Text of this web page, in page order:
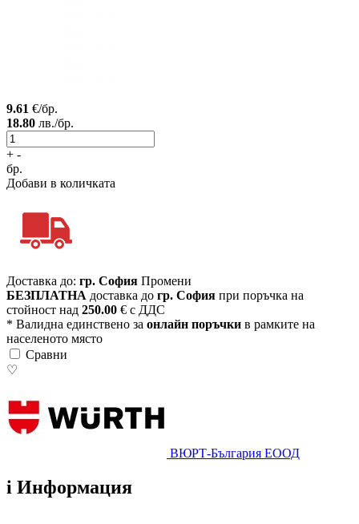
9.61 €/бр.
18.80 лв./бр.
+ -
бр.
Добави в количката
Доставка до: гр. София Промени
БЕЗПЛАТНА доставка до гр. София при поръчка на
стойност над 250.00 € с ДДС
* Валидна единствено за онлайн поръчки в рамките на
населеното място
Сравни
♡
ВЮРТ-България ЕООД
i Информация